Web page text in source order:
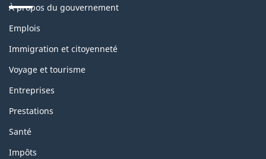
À propos du gouvernement
Thèmes
sujets
Emplois
Immigration et citoyenneté
Voyage et tourisme
Entreprises
Prestations
Santé
Impôts